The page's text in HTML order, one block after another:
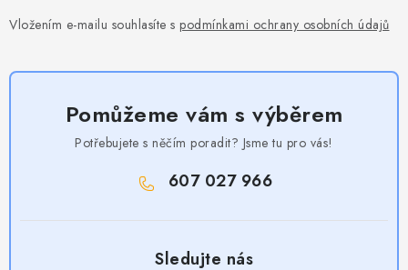
Vložením e-mailu souhlasíte s podmínkami ochrany osobních údajů
Pomůžeme vám s výběrem
Potřebujete s něčím poradit? Jsme tu pro vás!
607 027 966